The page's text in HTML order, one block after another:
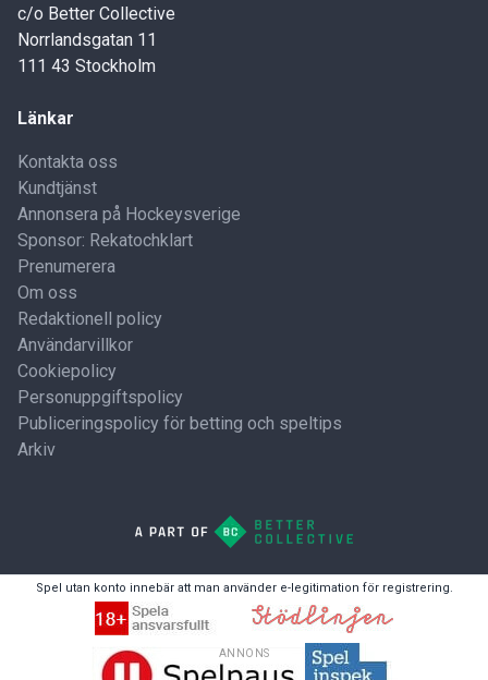
ANNONS
c/o Better Collective
Norrlandsgatan 11
111 43 Stockholm
Länkar
Kontakta oss
Kundtjänst
Annonsera på Hockeysverige
Sponsor: Rekatochklart
Prenumerera
Om oss
Redaktionell policy
Användarvillkor
Cookiepolicy
Personuppgiftspolicy
Publiceringspolicy för betting och speltips
Arkiv
Spel utan konto innebär att man använder e-legitimation för registrering.